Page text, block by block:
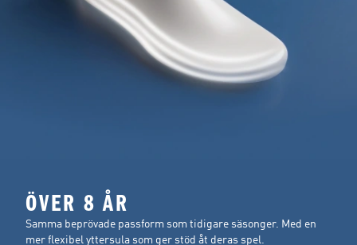
ÖVER 8 ÅR
Samma beprövade passform som tidigare säsonger. Med en
mer flexibel yttersula som ger stöd åt deras spel.